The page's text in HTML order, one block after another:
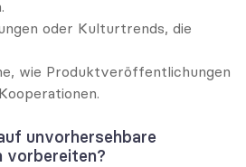
oder Kulturtrends, die
wie Produktveröffentlichungen
unvorhersehbare
vorbereiten?